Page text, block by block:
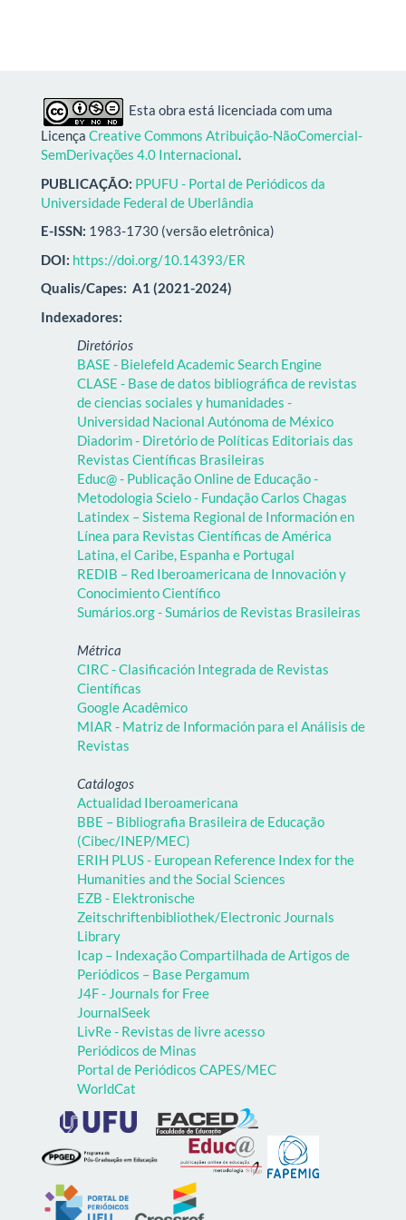
Esta obra está licenciada com uma
Licença Creative Commons Atribuição-NãoComercial-
SemDerivações 4.0 Internacional.
PUBLICAÇÃO: PPUFU - Portal de Periódicos da
Universidade Federal de Uberlândia
E-ISSN: 1983-1730 (versão eletrônica)
DOI: https://doi.org/10.14393/ER
Qualis/Capes: A1 (2021-2024)
Indexadores:
Diretórios
BASE - Bielefeld Academic Search Engine
CLASE - Base de datos bibliográfica de revistas
de ciencias sociales y humanidades -
Universidad Nacional Autónoma de México
Diadorim - Diretório de Políticas Editoriais das
Revistas Científicas Brasileiras
Educ@ - Publicação Online de Educação -
Metodologia Scielo - Fundação Carlos Chagas
Latindex – Sistema Regional de Información en
Línea para Revistas Científicas de América
Latina, el Caribe, Espanha e Portugal
REDIB – Red Iberoamericana de Innovación y
Conocimiento Científico
Sumários.org - Sumários de Revistas Brasileiras
Métrica
CIRC - Clasificación Integrada de Revistas
Científicas
Google Acadêmico
MIAR - Matriz de Información para el Análisis de
Revistas
Catálogos
Actualidad Iberoamericana
BBE – Bibliografia Brasileira de Educação
(Cibec/INEP/MEC)
ERIH PLUS - European Reference Index for the
Humanities and the Social Sciences
EZB - Elektronische
Zeitschriftenbibliothek/Electronic Journals
Library
Icap – Indexação Compartilhada de Artigos de
Periódicos – Base Pergamum
J4F - Journals for Free
JournalSeek
LivRe - Revistas de livre acesso
Periódicos de Minas
Portal de Periódicos CAPES/MEC
WorldCat